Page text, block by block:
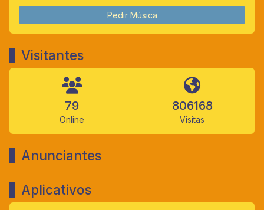
Pedir Música
Visitantes
79
Online
806168
Visitas
Anunciantes
Aplicativos